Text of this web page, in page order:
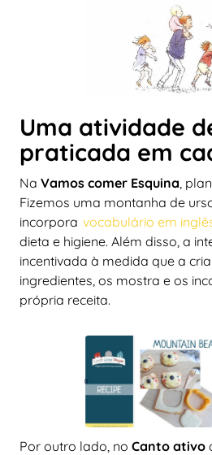
Uma atividade
praticada em
Na Vamos comer Esquina ,
Fizemos uma montanha de
incorpora vocabulário em
dieta e higiene. Além disso, a
incentivada à medida que a
ingredientes, os mostra e os
própria receita.
Por outro lado, no Canto ativo